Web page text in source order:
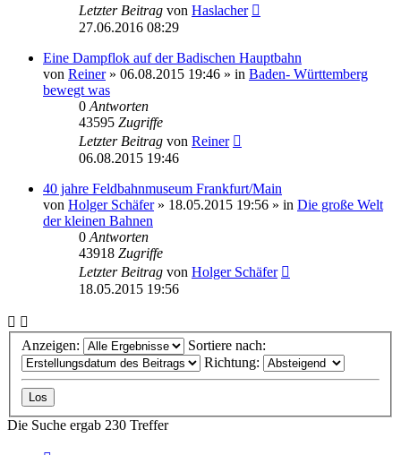
Letzter Beitrag von Haslacher
27.06.2016 08:29
Eine Dampflok auf der Badischen Hauptbahn
von Reiner» 06.08.2015 19:46 » in Baden- Württemberg
bewegt was
0 Antworten
43595 Zugriffe
Letzter Beitrag von Reiner
06.08.2015 19:46
40 jahre Feldbahnmuseum Frankfurt/Main
von Holger Schäfer» 18.05.2015 19:56 » in Die große Welt
der kleinen Bahnen
0 Antworten
43918 Zugriffe
Letzter Beitrag von Holger Schäfer
18.05.2015 19:56
Anzeigen:
Sortiere nach:
Richtung:
Die Suche ergab 230 Treffer